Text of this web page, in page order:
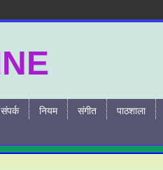
संपर्क नियम संगीत पाठशाला